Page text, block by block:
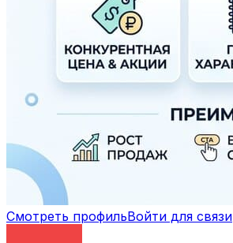
Смотреть профильВойти для связи